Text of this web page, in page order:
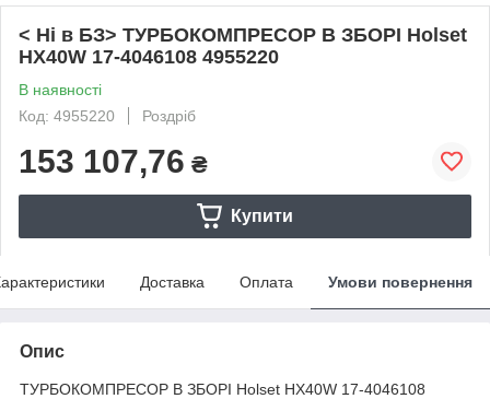
< Ні в БЗ> ТУРБОКОМПРЕСОР В ЗБОРІ Holset
HX40W 17-4046108 4955220
В наявності
Код: 4955220
Роздріб
153 107,76 ₴
Купити
Доставка Оплата Умови повернення
Опис
ТУРБОКОМПРЕСОР В ЗБОРІ Holset HX40W 17-4046108